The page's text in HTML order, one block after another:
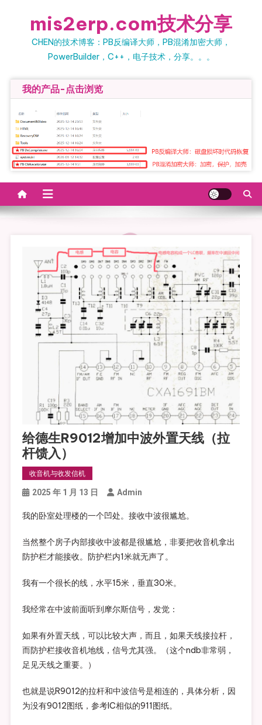
mis2erp.com技术分享
CHEN的技术博客：PB反编译大师，PB混淆加密大师，
PowerBuilder，C++，电子技术，分享。。。
我的产品-点击浏览
给德生R9012增加中波外置天线（拉
杆馈入）
收音机与收发信机
2025 年 1 月 13 日 Admin
我的卧室处理楼的一个凹处。接收中波很尴尬。
当然整个房子内部接收中波都是很尴尬，非要把收音机拿出
防护栏才能接收。防护栏内1米就无声了。
我有一个很长的线，水平15米，垂直30米。
我经常在中波前面听到摩尔斯信号，发觉：
如果有外置天线，可以比较大声，而且，如果天线接拉杆，
而防护栏接收音机地线，信号尤其强。（这个ndb非常弱，
足见天线之重要。）
也就是说R9012的拉杆和中波信号是相连的，具体分析，因
为没有9012图纸，参考IC相似的911图纸。